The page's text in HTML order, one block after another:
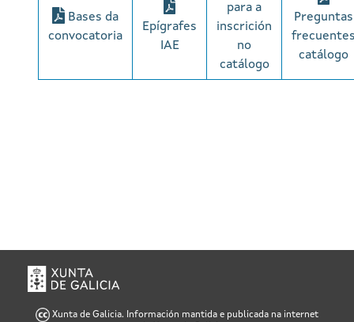
Bases da
convocatoria
Epígrafes
IAE
para a
inscrición
no
catálogo
Preguntas
catálogo
Xunta de Galicia. Información mantida e publicada na internet